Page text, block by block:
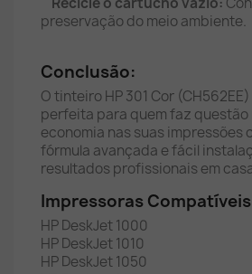
preservação do meio ambiente.
Conclusão:
O tinteiro HP 301 Cor
perfeita para quem faz questão
economia nas suas impressões
fórmula avançada e fácil
resultados profissionais em
Impressoras
HP DeskJet 1000
HP DeskJet 1010
HP DeskJet 1050